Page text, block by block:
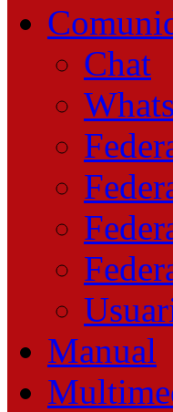
Chat
Manual